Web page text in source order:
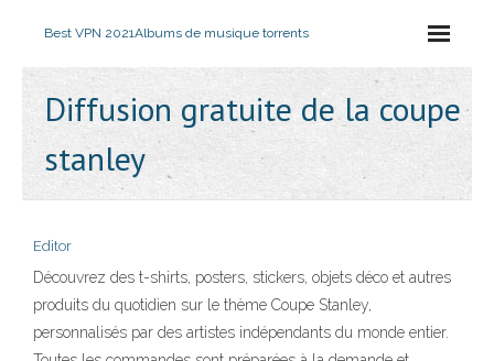
Best VPN 2021Albums de musique torrents
Diffusion gratuite de la coupe
stanley
Editor
Découvrez des t-shirts, posters, stickers, objets déco et autres
produits du quotidien sur le thème Coupe Stanley,
personnalisés par des artistes indépendants du monde entier.